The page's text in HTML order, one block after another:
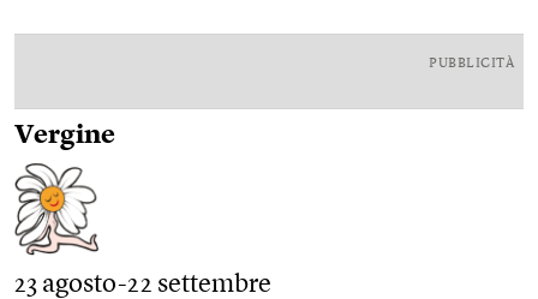
PUBBLICITÀ
Vergine
23 agosto-22 settembre